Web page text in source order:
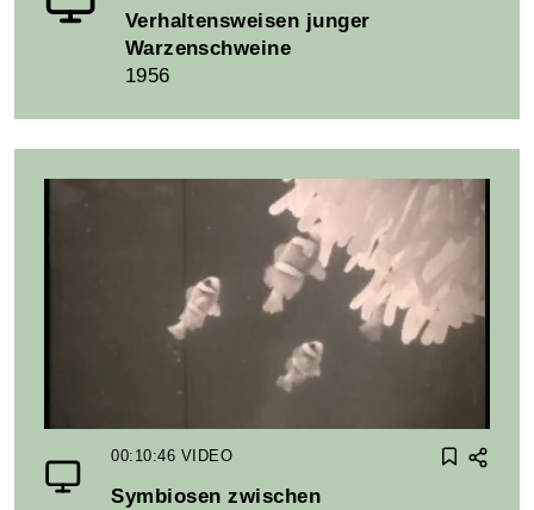
Verhaltensweisen junger
Warzenschweine
1956
00:10:46 VIDEO
Symbiosen zwischen